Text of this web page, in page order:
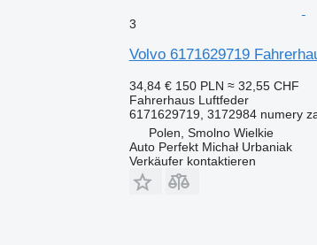
3
Volvo 6171629719
34,84 € 150 PLN ≈ 32,55 CHF
Fahrerhaus Luftfeder
6171629719, 3172984 numery
Polen, Smolno Wielkie
Auto Perfekt Michał Urbaniak
Verkäufer kontaktieren